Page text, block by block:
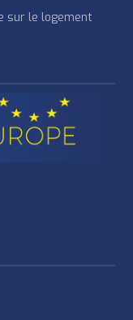
sur le logement